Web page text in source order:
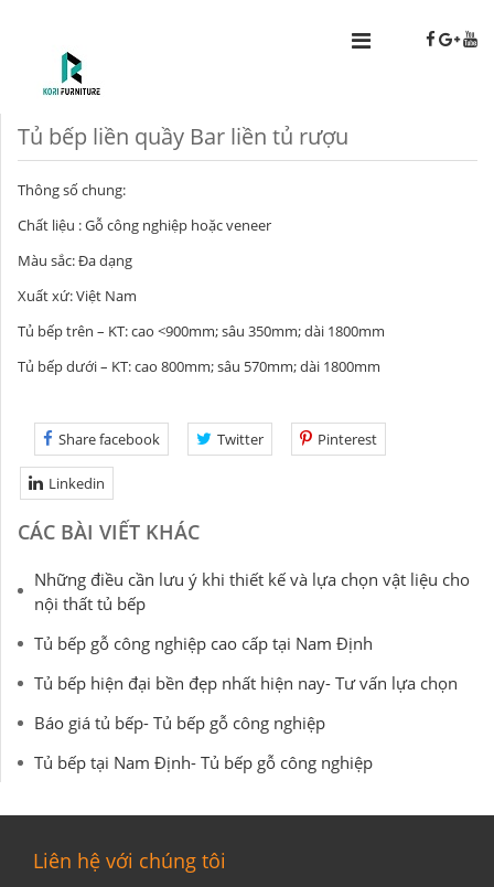
Tủ bếp liền quầy Bar liền tủ rượu
Thông số chung:
Chất liệu : Gỗ công nghiệp hoặc veneer
Màu sắc: Đa dạng
Xuất xứ: Việt Nam
Tủ bếp trên – KT: cao <900mm; sâu 350mm; dài 1800mm
Tủ bếp dưới – KT: cao 800mm; sâu 570mm; dài 1800mm
Share facebook Twitter Pinterest
Linkedin
CÁC BÀI VIẾT KHÁC
Những điều cần lưu ý khi thiết kế và lựa chọn vật liệu cho
nội thất tủ bếp
Tủ bếp gỗ công nghiệp cao cấp tại Nam Định
Tủ bếp hiện đại bền đẹp nhất hiện nay- Tư vấn lựa chọn
Báo giá tủ bếp- Tủ bếp gỗ công nghiệp
Tủ bếp tại Nam Định- Tủ bếp gỗ công nghiệp
Liên hệ với chúng tôi